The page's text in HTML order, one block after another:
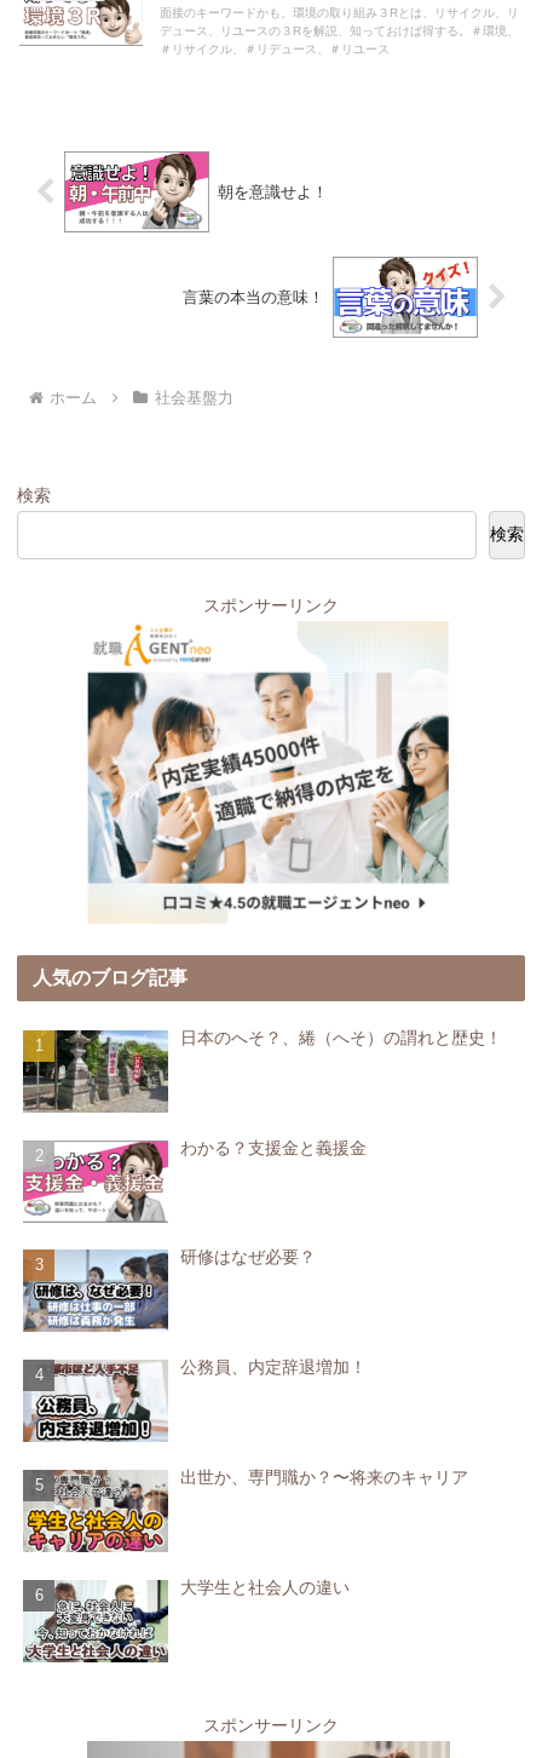
面接のキーワードかも、環境の取り組み３Rとは、リサイクル、リ
デュース、リユースの３Rを解説、知っておけば得する。＃環境、
＃リサイクル、＃リデュース、＃リユース
朝を意識せよ！
言葉の本当の意味！
ホーム 社会基盤力
検索
検索
スポンサーリンク
人気のブログ記事
日本のへそ？、綣（へそ）の謂れと歴史！
わかる？支援金と義援金
研修はなぜ必要？
公務員、内定辞退増加！
出世か、専門職か？〜将来のキャリア
大学生と社会人の違い
スポンサーリンク